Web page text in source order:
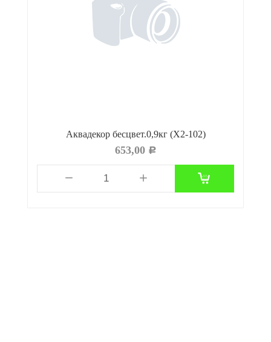
Аквадекор бесцвет.0,9кг (Х2-102)
653,00 Р